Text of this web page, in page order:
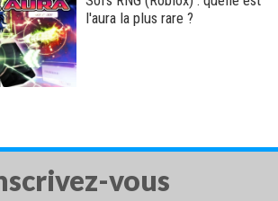
l'aura la plus rare ?
vous